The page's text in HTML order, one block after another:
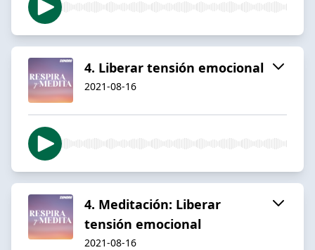
4. Liberar tensión emocional
2021-08-16
4. Meditación: Liberar
tensión emocional
2021-08-16